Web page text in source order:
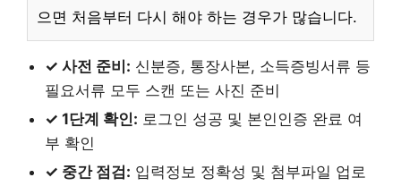
으면 처음부터 다시 해야 하는 경우가 많습니다.
✓ 사전 준비: 신분증, 통장사본, 소득증빙서류 등
필요서류 모두 스캔 또는 사진 준비
✓ 1단계 확인: 로그인 성공 및 본인인증 완료 여
부 확인
✓ 중간 점검: 입력정보 정확성 및 첨부파일 업로